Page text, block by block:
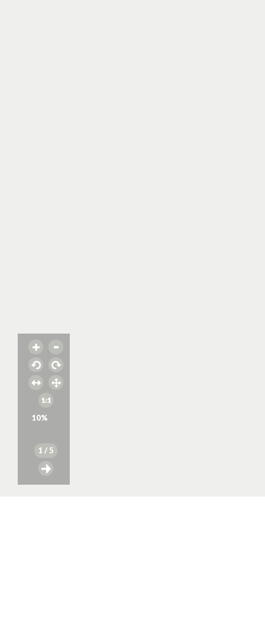
10%
1 / 5